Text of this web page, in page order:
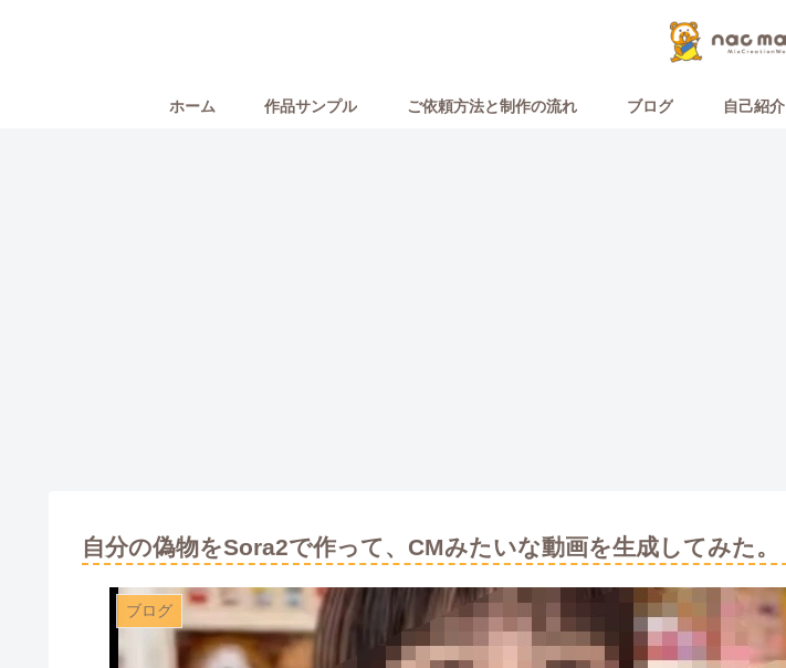
ホーム 作品サンプル ご依頼方法と制作の流れ ブログ 自己紹介
自分の偽物をSora2で作って、CMみたいな動画を生成してみた。
ブログ